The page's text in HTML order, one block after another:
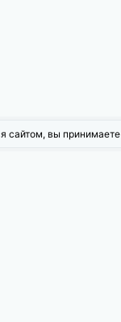
сайтом, вы принимаете